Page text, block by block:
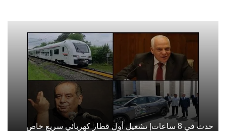
حدث في 8 ساعات| تشغيل أول قطار كهربائي سريع خاص